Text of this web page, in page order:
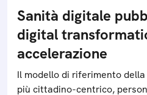
Sanità digitale
digital
accelerazione
Il modello di riferimento
più cittadino-centrico,